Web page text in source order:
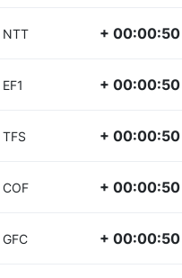
NTT + 00:00:50
EF1 + 00:00:50
TFS + 00:00:50
COF + 00:00:50
GFC + 00:00:50